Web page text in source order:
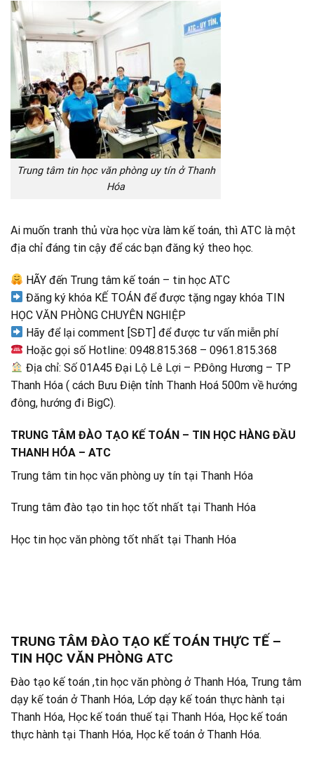
Trung tâm tin học văn phòng uy tín ở Thanh
Hóa
Ai muốn tranh thủ vừa học vừa làm kế toán, thì ATC là một
địa chỉ đáng tin cậy để các bạn đăng ký theo học.
HÃY đến Trung tâm kế toán – tin học ATC
Đăng ký khóa KẾ TOÁN để được tặng ngay khóa TIN
HỌC VĂN PHÒNG CHUYÊN NGHIỆP
Hãy để lại comment [SĐT] để được tư vấn miễn phí
Hoặc gọi số Hotline: 0948.815.368 – 0961.815.368
Địa chỉ: Số 01A45 Đại Lộ Lê Lợi – P.Đông Hương – TP
Thanh Hóa ( cách Bưu Điện tỉnh Thanh Hoá 500m về hướng
đông, hướng đi BigC).
TRUNG TÂM ĐÀO TẠO KẾ TOÁN – TIN HỌC HÀNG ĐẦU
THANH HÓA – ATC
Trung tâm tin học văn phòng uy tín tại Thanh Hóa
Trung tâm đào tạo tin học tốt nhất tại Thanh Hóa
Học tin học văn phòng tốt nhất tại Thanh Hóa
TRUNG TÂM ĐÀO TẠO KẾ TOÁN THỰC TẾ –
TIN HỌC VĂN PHÒNG ATC
Đào tạo kế toán ,tin học văn phòng ở Thanh Hóa, Trung tâm
dạy kế toán ở Thanh Hóa, Lớp dạy kế toán thực hành tại
Thanh Hóa, Học kế toán thuế tại Thanh Hóa, Học kế toán
thực hành tại Thanh Hóa, Học kế toán ở Thanh Hóa.